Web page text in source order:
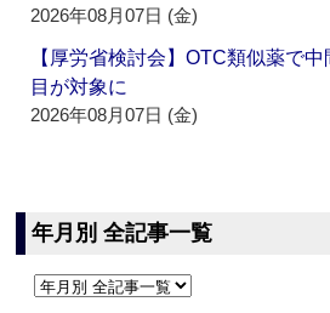
2026年08月07日 (金)
【厚労省検討会】OTC類似薬で
目が対象に
2026年08月07日 (金)
年月別 全記事一覧